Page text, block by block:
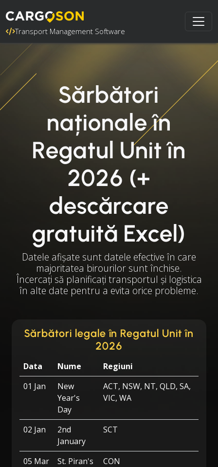
Transport Management Software
Sărbători
naționale în
Regatul Unit în
2026 (+
descărcare
gratuită Excel)
Datele afișate sunt datele efective în care
majoritatea birourilor sunt închise.
Încercați să planificați transportul și logistica
în alte date pentru a evita orice probleme.
Sărbători legale în Regatul Unit în
2026
Data Nume
Regiuni
01 Jan
New
Year's
Day
ACT, NSW, NT, QLD, SA,
VIC, WA
02 Jan
2nd
January
SCT
05 Mar
St. Piran's
CON